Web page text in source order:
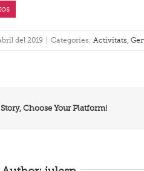
del 2019 | Categories: Activitats
Choose Your Platform!